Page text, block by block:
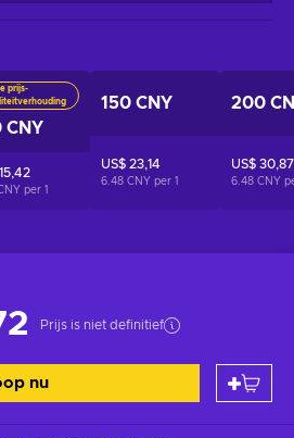
Prijs is niet definitief
nu
prijs-
CNY
per 1
150 CNY
US$ 23,14
6.48 CNY per 1
200
US$ 30,87
6.48 CNY